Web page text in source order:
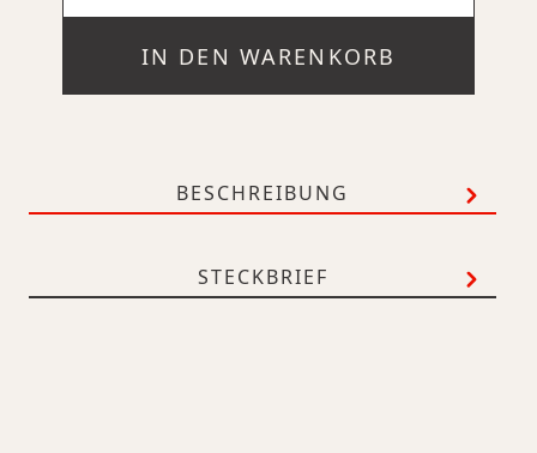
IN DEN WARENKORB
BESCHREIBUNG
STECKBRIEF